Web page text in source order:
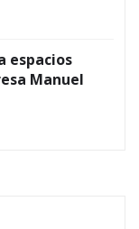
espacios
Manuel